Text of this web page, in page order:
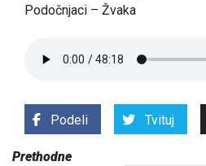
Podočnjaci – Žvaka
Podeli Tvituj
Prethodne